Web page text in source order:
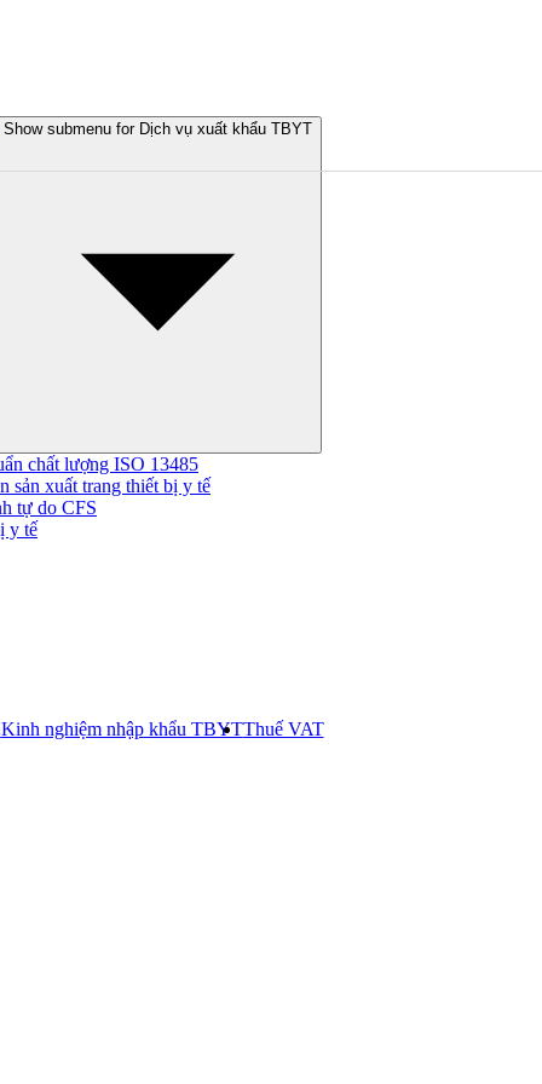
Show submenu for Dịch vụ xuất khẩu TBYT
chất lượng ISO 13485
sản xuất trang thiết bị y tế
tự do CFS
y tế
Kinh nghiệm nhập khẩu TBYTThuế VAT